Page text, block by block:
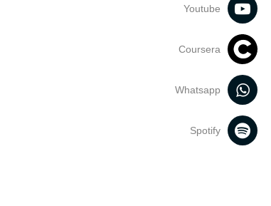
Youtube
Coursera
Whatsapp
Spotify